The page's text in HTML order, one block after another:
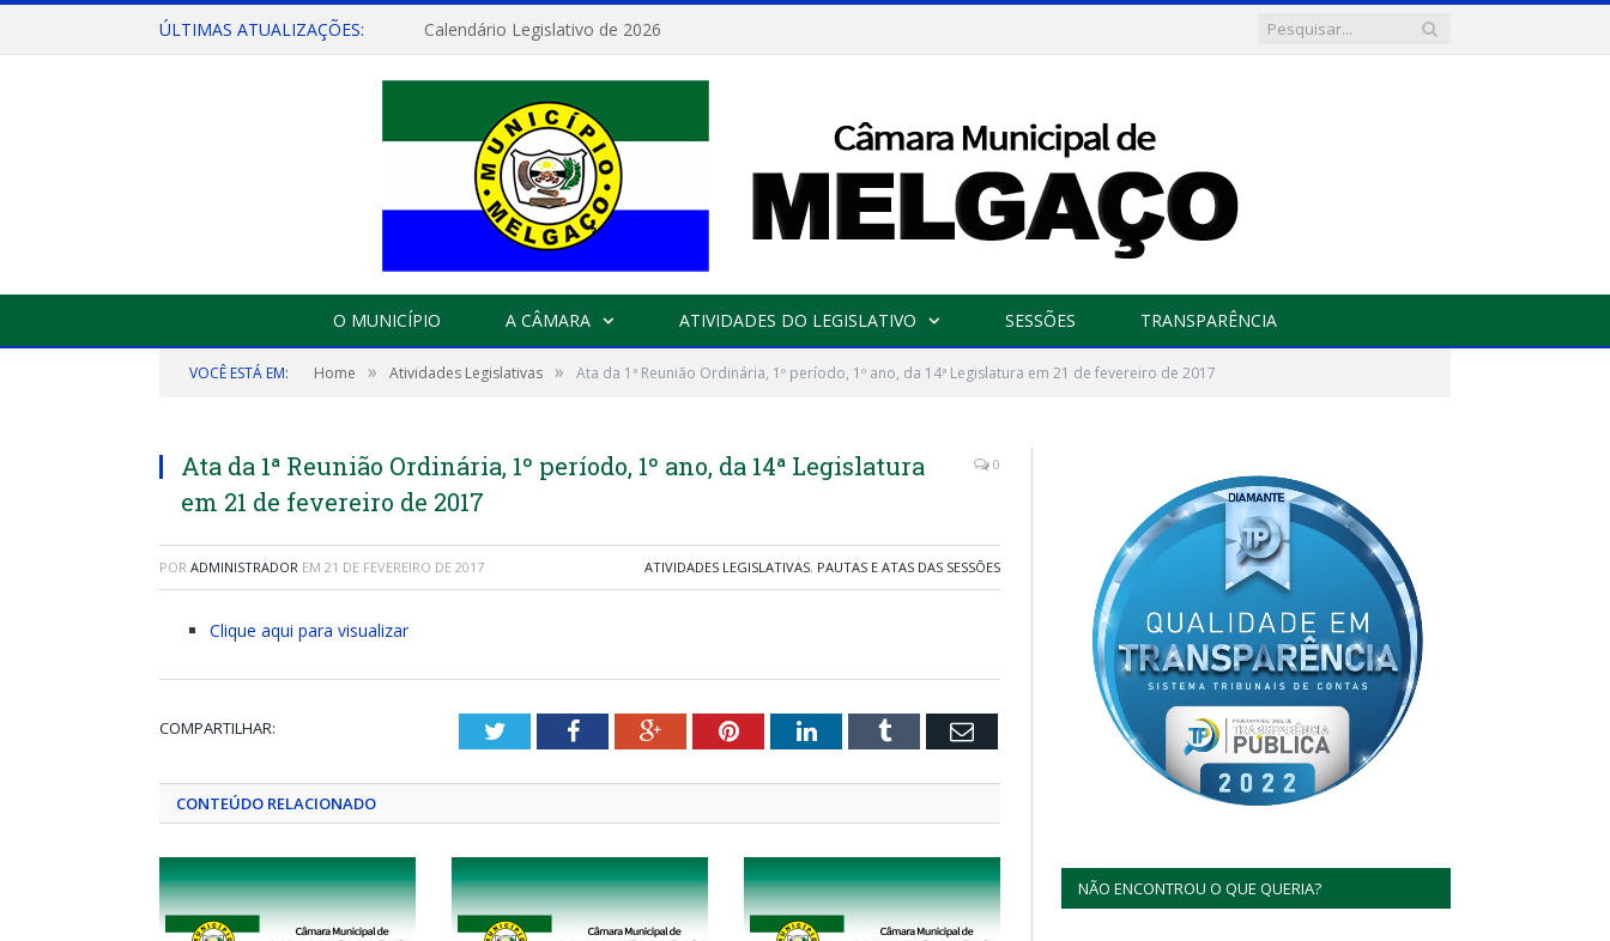
ÚLTIMAS ATUALIZAÇÕES: Calendário Legislativo de 2026
O MUNICÍPIO A CÂMARA ATIVIDADES DO LEGISLATIVO SESSÕES TRANSPARÊNCIA
VOCÊ ESTÁ EM: Home » Atividades Legislativas » Ata da 1ª Reunião Ordinária, 1º período, 1º ano, da 14ª Legislatura em 21 de fevereiro de 2017
Ata da 1ª Reunião Ordinária, 1º período, 1º ano, da 14ª Legislatura
em 21 de fevereiro de 2017
0
POR ADMINISTRADOR EM 21 DE FEVEREIRO DE 2017 ATIVIDADES LEGISLATIVAS, PAUTAS E ATAS DAS SESSÕES
Clique aqui para visualizar
COMPARTILHAR: TwitterFacebookGoogle+PinterestLinkedInTumblr Email
CONTEÚDO RELACIONADO
NÃO ENCONTROU O QUE QUERIA?